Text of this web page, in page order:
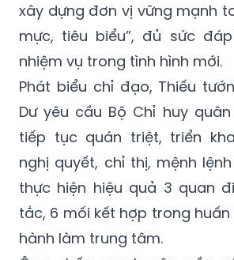
xây dựng đơn vị vững mạnh
mực, tiêu biểu”, đủ sức
nhiệm vụ trong tình hình mới.
Phát biểu chỉ đạo, Thiếu
Dư yêu cầu Bộ Chỉ huy
tiếp tục quán triệt, triển
nghị quyết, chỉ thị, mệnh
thực hiện hiệu quả 3 quan
tắc, 6 mối kết hợp trong huấn
hành làm trung tâm.